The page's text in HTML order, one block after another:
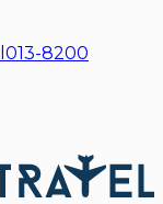
013-8200